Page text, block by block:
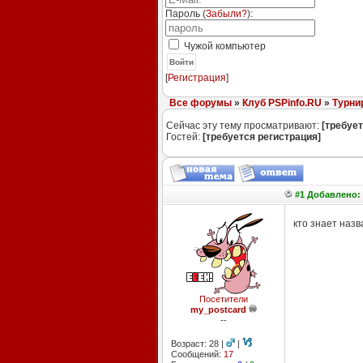
Пароль (Забыли?):
Чужой компьютер
Войти
[Регистрация]
Все форумы» Клуб PSPinfo.RU »
Сейчас эту тему просматривают:
Гостей: [требуется регистрация]
#1 Добавлено:
Посетители
my_postcard
--
Возраст: 28 |
|
Сообщений: 17
кто знает